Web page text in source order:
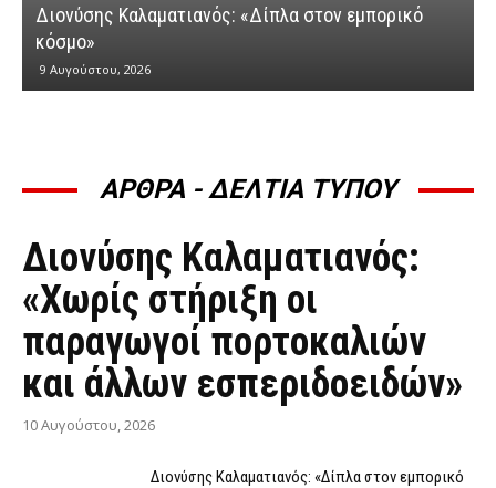
Διονύσης Καλαματιανός: «Δίπλα στον εμπορικό
κόσμο»
9 Αυγούστου, 2026
ΑΡΘΡΑ - ΔΕΛΤΙΑ ΤΥΠΟΥ
ΆΡΘΡΑ - ΔΕΛΤΊΑ ΤΎΠΟΥ
Διονύσης Καλαματιανός:
«Χωρίς στήριξη οι
παραγωγοί πορτοκαλιών
και άλλων εσπεριδοειδών»
10 Αυγούστου, 2026
Διονύσης Καλαματιανός: «Δίπλα στον εμπορικό